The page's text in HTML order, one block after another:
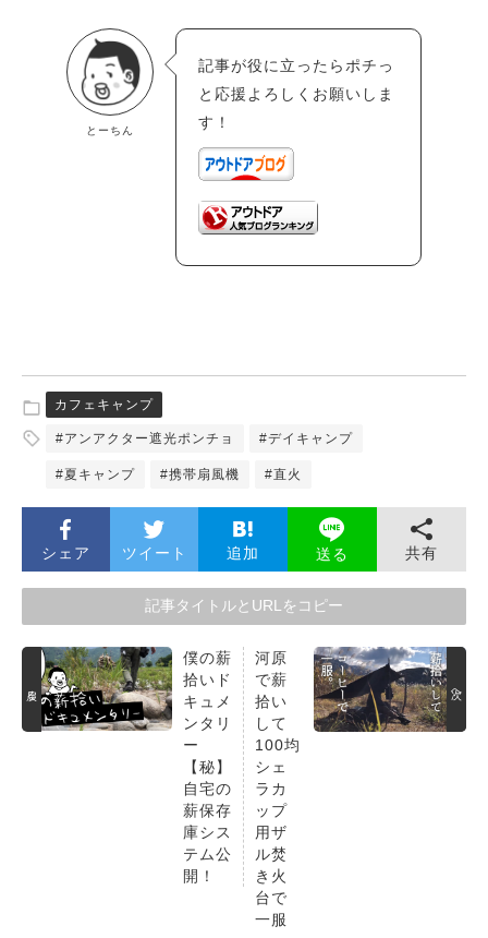
とーちん
記事が役に立ったらポチっ
と応援よろしくお願いしま
す！
カフェキャンプ
#アンアクター遮光ポンチョ #デイキャンプ
#夏キャンプ #携帯扇風機 #直火
シェア ツイート 追加 送る 共有
記事タイトルとURLをコピー
僕の薪
拾いド
キュメ
ンタリ
ー
【秘】
自宅の
薪保存
庫シス
テム公
開！
戻る
河原
で薪
拾い
して
100均
シェ
ラカ
ップ
用ザ
ル焚
き火
台で
一服
次へ